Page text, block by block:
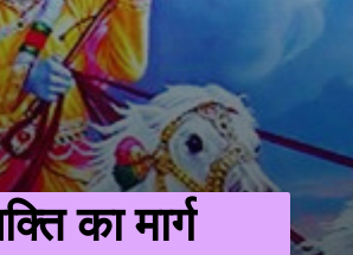
का मार्ग